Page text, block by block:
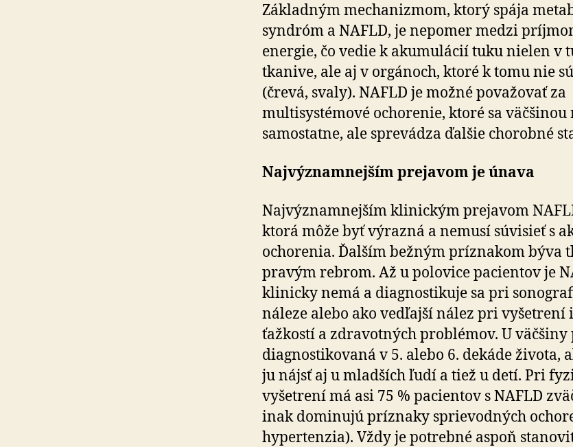
Základným mechanizmom, ktorý spája
syndróm a NAFLD, je nepomer medzi
energie, čo vedie k akumulácií tuku nielen v
tkanive, ale aj v orgánoch, ktoré k tomu nie
(črevá, svaly). NAFLD je možné považovať za
multisystémové ochorenie, ktoré sa väčšinou
samostatne, ale sprevádza ďalšie chorobné
Najvýznamnejším prejavom je únava
Najvýznamnejším klinickým prejavom
ktorá môže byť výrazná a nemusí súvisieť s
ochorenia. Ďalším bežným príznakom býva
pravým rebrom. Až u polovice pacientov je
klinicky nemá a diagnostikuje sa pri
náleze alebo ako vedľajší nález pri vyšetrení
ťažkostí a zdravotných problémov. U väčšiny
diagnostikovaná v 5. alebo 6. dekáde života,
ju nájsť aj u mladších ľudí a tiež u detí. Pri
vyšetrení má asi 75 % pacientov s NAFLD
inak dominujú príznaky sprievodných
hypertenzia). Vždy je potrebné aspoň